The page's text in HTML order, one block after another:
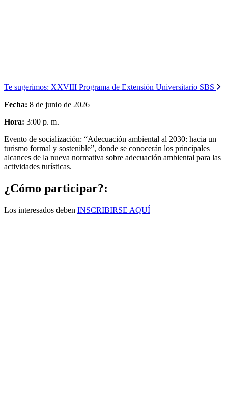
Te sugerimos: XXVIII Programa de Extensión Universitario SBS
Fecha: 8 de junio de 2026
Hora: 3:00 p. m.
Evento de socialización: “Adecuación ambiental al 2030: hacia un
turismo formal y sostenible”, donde se conocerán los principales
alcances de la nueva normativa sobre adecuación ambiental para las
actividades turísticas.
¿Cómo participar?:
Los interesados deben INSCRIBIRSE AQUÍ